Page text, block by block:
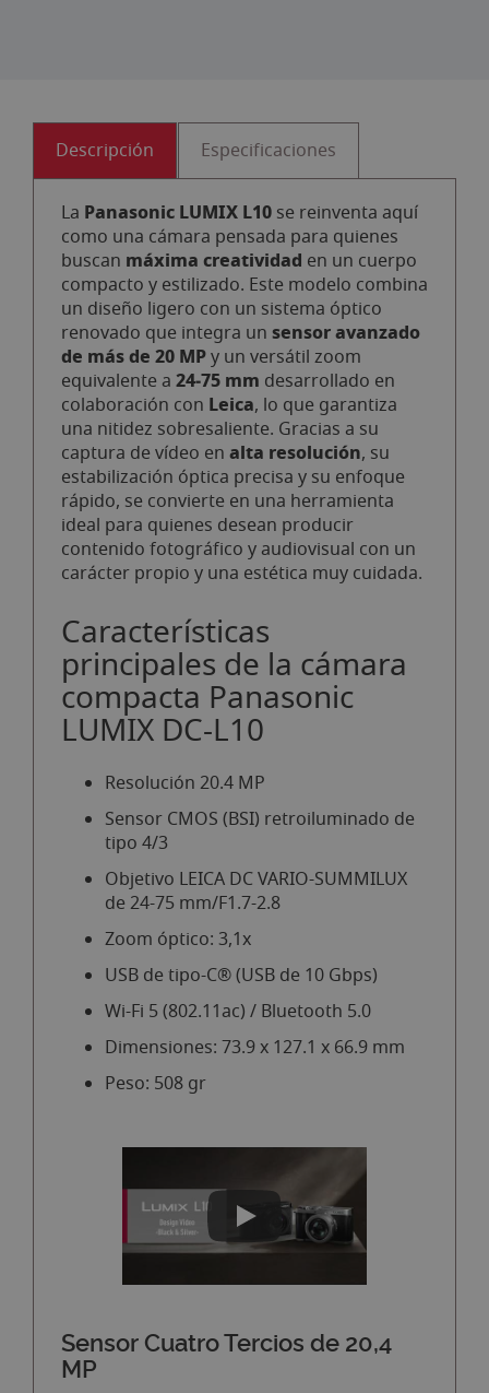
Descripción Especificaciones
La Panasonic LUMIX L10 se reinventa aquí
como una cámara pensada para quienes
buscan máxima creatividad en un cuerpo
compacto y estilizado. Este modelo combina
un diseño ligero con un sistema óptico
renovado que integra un sensor avanzado
de más de 20 MPy un versátil zoom
equivalente a 24‑75 mm desarrollado en
colaboración con Leica, lo que garantiza
una nitidez sobresaliente. Gracias a su
captura de vídeo en alta resolución, su
estabilización óptica precisa y su enfoque
rápido, se convierte en una herramienta
ideal para quienes desean producir
contenido fotográfico y audiovisual con un
carácter propio y una estética muy cuidada.
Características
principales de la cámara
compacta Panasonic
LUMIX DC-L10
Resolución 20.4 MP
Sensor CMOS (BSI) retroiluminado de
tipo 4/3
Objetivo LEICA DC VARIO-SUMMILUX
de 24-75 mm/F1.7-2.8
Zoom óptico: 3,1x
USB de tipo-C® (USB de 10 Gbps)
Wi-Fi 5 (802.11ac) / Bluetooth 5.0
Dimensiones: 73.9 x 127.1 x 66.9 mm
Peso: 508 gr
Sensor Cuatro Tercios de 20,4
MP